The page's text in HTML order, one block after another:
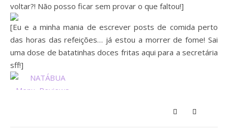
voltar?! Não posso ficar sem provar o que faltou!]
[Eu e a minha mania de escrever posts de comida perto
das horas das refeições… já estou a morrer de fome! Sai
uma dose de batatinhas doces fritas aqui para a secretária
sff!]